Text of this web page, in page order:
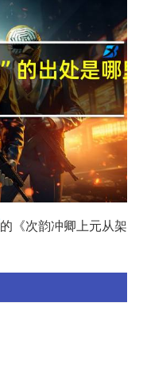
的《次韵冲卿上元从架